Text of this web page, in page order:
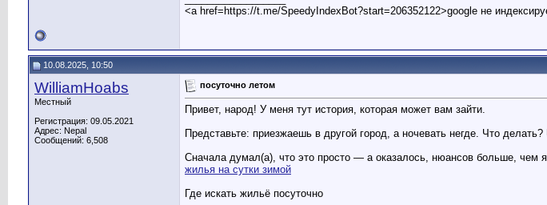
<a href=https://t.me/SpeedyIndexBot?start=206352122>google не
10.08.2025, 10:50
WilliamHoabs
Местный
Регистрация: 09.05.2021
Адрес: Nepal
Сообщений: 6,508
посуточно летом
Привет, народ! У меня тут история, которая может вам зайти.
Представьте: приезжаешь в другой город, а ночевать негде. Что
Сначала думал(а), что это просто — а оказалось, нюансов больше, чем
жилья на сутки зимой
Где искать жильё посуточно